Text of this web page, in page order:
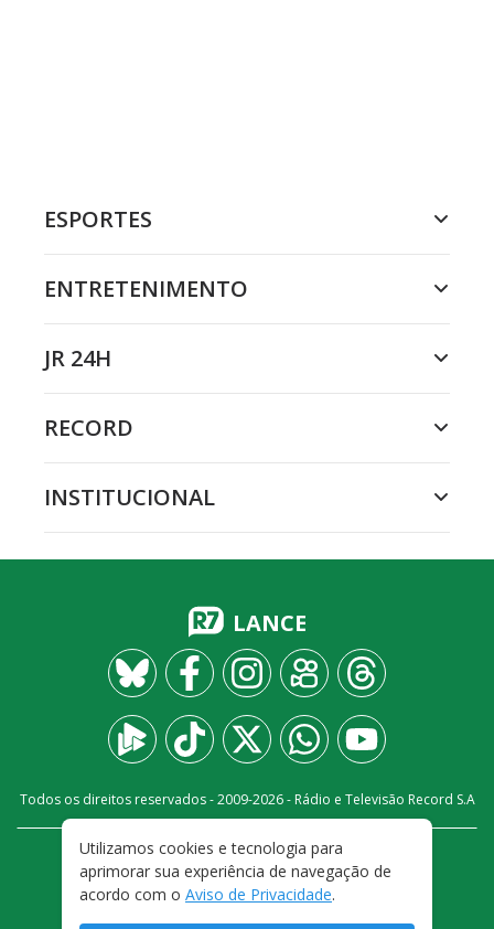
ESPORTES
ENTRETENIMENTO
JR 24H
RECORD
INSTITUCIONAL
LANCE
Todos os direitos reservados - 2009-2026- Rádio e Televisão Record S.A
FALE CONOSCO
PRIVACIDADE
TERMOS E CONDIÇÕES DE USO
Utilizamos cookies e tecnologia para
aprimorar sua experiência de navegação de
acordo com o Aviso de Privacidade.